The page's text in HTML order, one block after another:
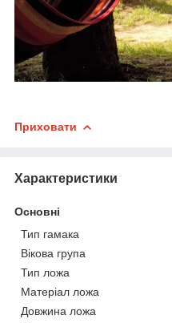
Приховати
Характеристики
Основні
Тип гамака
Вікова група
Тип ложа
Матеріал ложа
Довжина ложа